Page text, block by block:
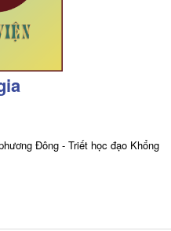
Đông - Triết học đạo Khổng